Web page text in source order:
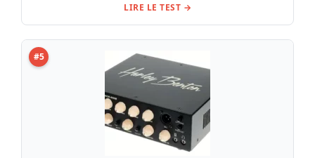
LIRE LE TEST →
#5